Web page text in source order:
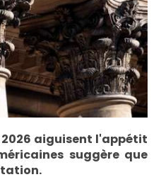
2026 aiguisent l'appétit
suggère que